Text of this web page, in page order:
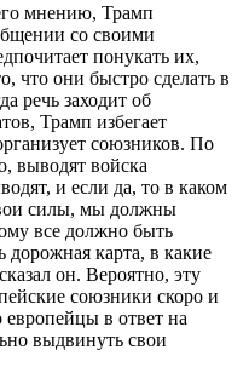
мнению, Трамп
со своими
понукать их,
что они быстро сделать в
речь заходит об
Трамп избегает
союзников. По
выводят войска
и если да, то в каком
силы, мы должны
все должно быть
карта, в какие
он. Вероятно, эту
союзники скоро и
европейцы в ответ на
выдвинуть свои